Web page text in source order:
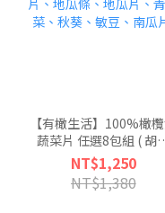
【有橄生活】100%橄
蔬菜片 任選8包組 ( 胡蘿
蔔、馬鈴薯條、馬鈴薯
片、紫地瓜片、地瓜條、
地瓜片、青花菜、秋葵、
NT$1,250
NT$1,380